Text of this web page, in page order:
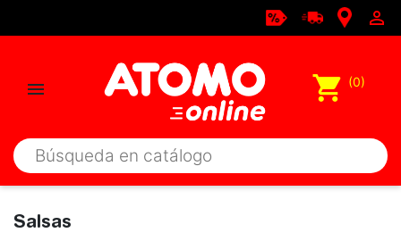

 shopping_cart (0)
Salsas